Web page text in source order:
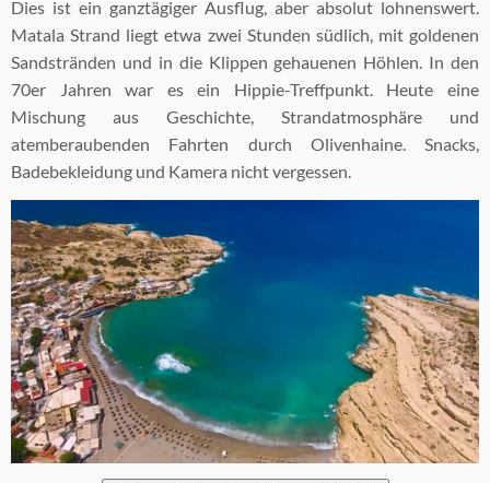
Dies ist ein ganztägiger Ausflug, aber absolut lohnenswert.
Matala Strand liegt etwa zwei Stunden südlich, mit goldenen
Sandstränden und in die Klippen gehauenen Höhlen. In den
70er Jahren war es ein Hippie-Treffpunkt. Heute eine
Mischung aus Geschichte, Strandatmosphäre und
atemberaubenden Fahrten durch Olivenhaine. Snacks,
Badebekleidung und Kamera nicht vergessen.